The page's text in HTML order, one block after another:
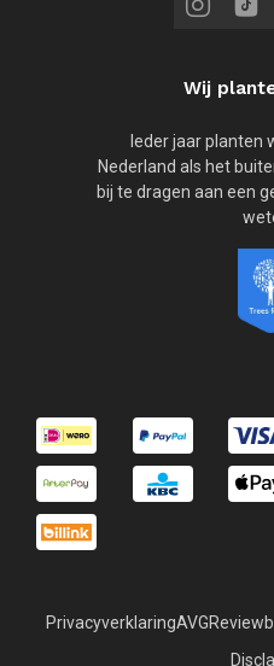
Wij
Ieder jaar planten
Nederland als het
bij te dragen aan een
PrivacyverklaringAVG